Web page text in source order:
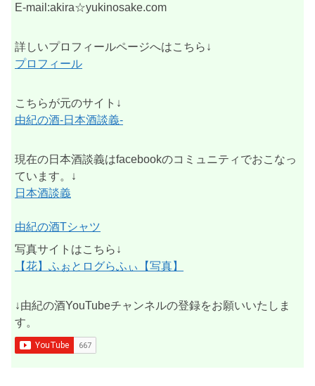
E-mail:akira☆yukinosake.com
詳しいプロフィールページへはこちら↓
プロフィール
こちらが元のサイト↓
由紀の酒-日本酒談義-
現在の日本酒談義はfacebookのコミュニティでおこなっ
ています。↓
日本酒談義
由紀の酒Tシャツ
写真サイトはこちら↓
【花】ふぉとログらふぃ【写真】
↓由紀の酒YouTubeチャンネルの登録をお願いいたしま
す。